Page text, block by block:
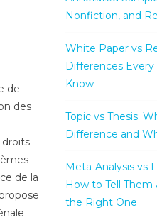
de
des
de la
Nonfiction, and
White Paper vs
Differences
Know
Topic vs Thesis:
Difference and
Meta-Analysis vs
How to Tell Them
the Right One